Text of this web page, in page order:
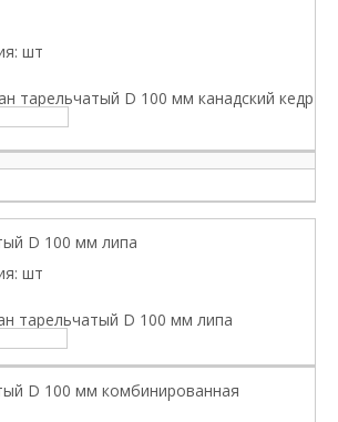
шт
тарельчатый D 100 мм канадский кедр
D 100 мм липа
шт
тарельчатый D 100 мм липа
D 100 мм комбинированная